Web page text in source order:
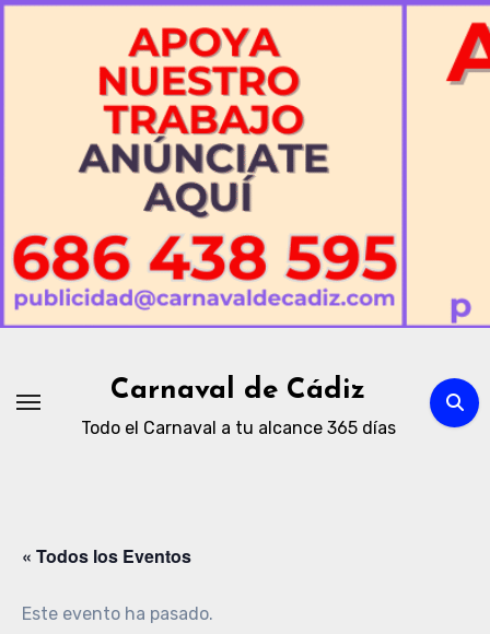
Ir
Carnaval de Cádiz
Todo el Carnaval a tu alcance 365 días
« Todos los Eventos
Este evento ha pasado.